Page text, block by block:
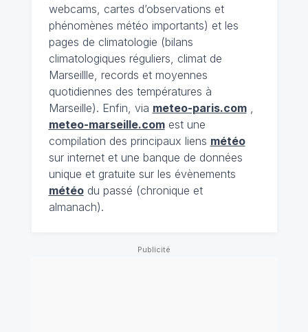
webcams, cartes d’observations et
phénomènes météo importants) et les
pages de climatologie (bilans
climatologiques réguliers, climat de
Marseillle, records et moyennes
quotidiennes des températures à
Marseille). Enfin, via meteo-paris.com,
meteo-marseille.comest une
compilation des principaux liens météo
sur internet et une banque de données
unique et gratuite sur les évènements
météodu passé (chronique et
almanach).